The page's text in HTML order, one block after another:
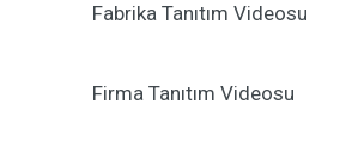
Fabrika Tanıtım Videosu
Firma Tanıtım Videosu